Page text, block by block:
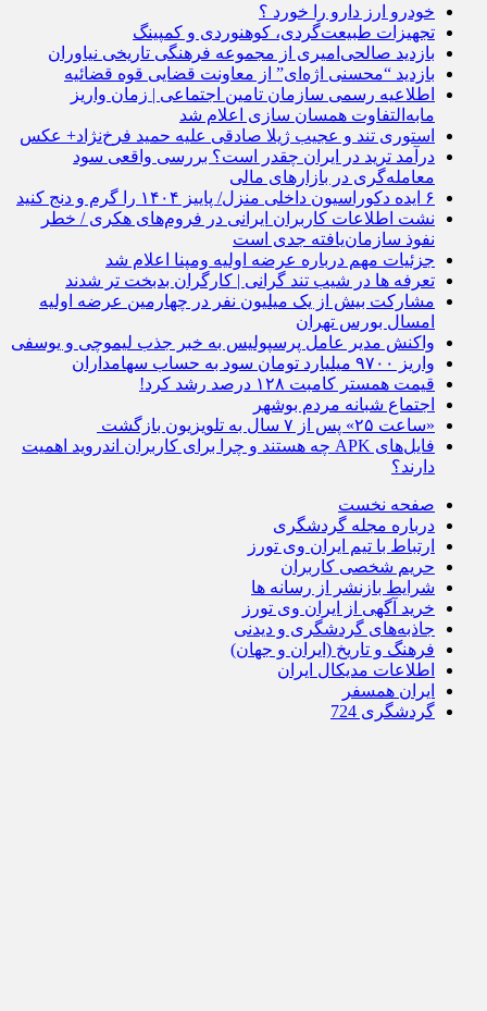
خودرو ارز دارو را خورد ؟
تجهیزات طبیعت‌گردی، کوهنوردی و کمپینگ
بازدید صالحی‌امیری از مجموعه فرهنگی تاریخی نیاوران
بازدید “محسنی اژه‌ای” از معاونت قضایی قوه قضائیه
اطلاعیه رسمی سازمان تامین اجتماعی | زمان واریز
مابه‌التفاوت همسان سازی اعلام شد
استوری تند و عجیب ژیلا صادقی علیه حمید فرخ‌نژاد+ عکس
درآمد ترید در ایران چقدر است؟ بررسی واقعی سود
معامله‌گری در بازارهای مالی
۶ ایده دکوراسیون داخلی منزل/ پاییز ۱۴۰۴ را گرم و دنج کنید
نشت اطلاعات کاربران ایرانی در فروم‌های هکری / خطر
نفوذ سازمان‌یافته جدی است
جزئیات مهم درباره عرضه اولیه ومپنا اعلام شد
تعرفه ها در شیب تند گرانی | کارگران بدبخت تر شدند
مشارکت بیش از یک میلیون نفر در چهارمین عرضه اولیه
امسال بورس تهران
واکنش مدیر عامل پرسپولیس به خبر جذب لیموچی و یوسفی
واریز ۹۷۰۰ میلیارد تومان سود به حساب سهامداران
قیمت همستر کامبت ۱۲۸ درصد رشد کرد!
اجتماع شبانه مردم بوشهر
«ساعت ۲۵» پس از ۷ سال به تلویزیون بازگشت
فایل‌های APK چه هستند و چرا برای کاربران اندروید اهمیت
دارند؟
صفحه نخست
درباره مجله گردشگری
ارتباط با تیم ایران وی تورز
حریم شخصی کاربران
شرایط بازنشر از رسانه ها
خرید آگهی از ایران وی تورز
جاذبه‌های گردشگری و دیدنی
فرهنگ و تاریخ (ایران و جهان)
اطلاعات مدیکال ایران
ایران همسفر
گردشگری 724